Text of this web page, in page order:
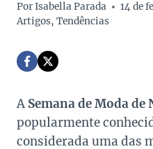
PorIsabella Parada
14 de
Artigos, Tendências
A Semana de Moda de
popularmente
considerada uma das